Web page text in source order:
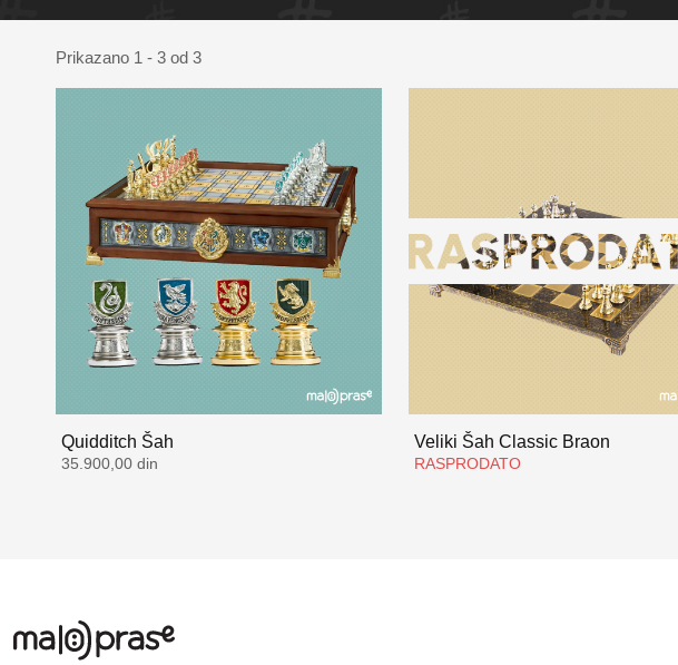
Prikazano 1 - 3 od 3
Quidditch Šah
35.900,00 din
Veliki Šah Classic Braon
RASPRODATO